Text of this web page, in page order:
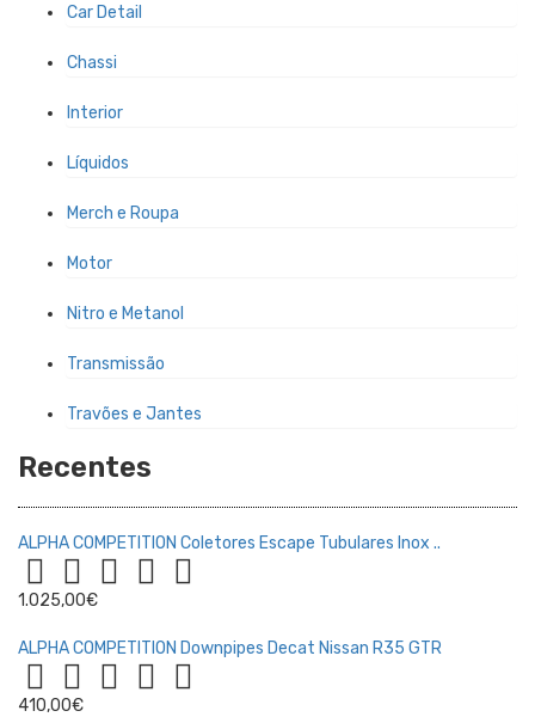
Car Detail
Chassi
Interior
Líquidos
Merch e Roupa
Motor
Nitro e Metanol
Transmissão
Travões e Jantes
Recentes
ALPHA COMPETITION Coletores Escape Tubulares Inox ..
1.025,00€
ALPHA COMPETITION Downpipes Decat Nissan R35 GTR
410,00€